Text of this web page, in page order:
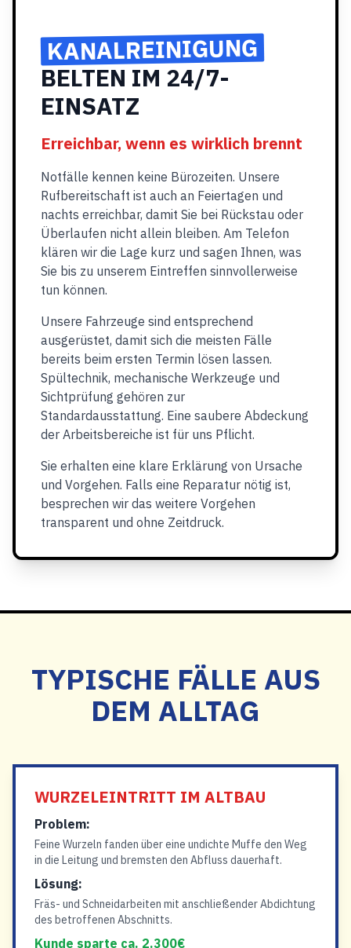
KANALREINIGUNG
BELTEN IM 24/7-
EINSATZ
Erreichbar, wenn es wirklich brennt
Notfälle kennen keine Bürozeiten. Unsere
Rufbereitschaft ist auch an Feiertagen und
nachts erreichbar, damit Sie bei Rückstau oder
Überlaufen nicht allein bleiben. Am Telefon
klären wir die Lage kurz und sagen Ihnen, was
Sie bis zu unserem Eintreffen sinnvollerweise
tun können.
Unsere Fahrzeuge sind entsprechend
ausgerüstet, damit sich die meisten Fälle
bereits beim ersten Termin lösen lassen.
Spültechnik, mechanische Werkzeuge und
Sichtprüfung gehören zur
Standardausstattung. Eine saubere Abdeckung
der Arbeitsbereiche ist für uns Pflicht.
Sie erhalten eine klare Erklärung von Ursache
und Vorgehen. Falls eine Reparatur nötig ist,
besprechen wir das weitere Vorgehen
transparent und ohne Zeitdruck.
TYPISCHE FÄLLE AUS
DEM ALLTAG
WURZELEINTRITT IM ALTBAU
Problem:
Feine Wurzeln fanden über eine undichte Muffe den Weg
in die Leitung und bremsten den Abfluss dauerhaft.
Lösung:
Fräs- und Schneidarbeiten mit anschließender Abdichtung
des betroffenen Abschnitts.
Kunde sparte ca. 2.300€